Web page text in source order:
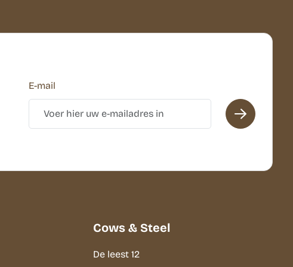
E-mail
Cows & Steel
De leest 12